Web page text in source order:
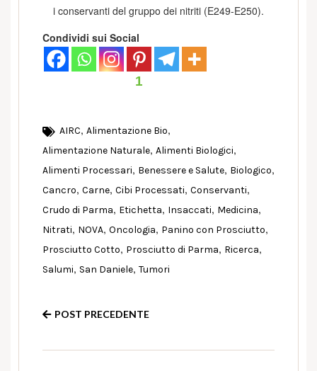
i conservanti del gruppo dei nitriti (E249-E250).
Condividi sui Social
1
AIRC, Alimentazione Bio,
Alimentazione Naturale, Alimenti Biologici,
Alimenti Processari, Benessere e Salute, Biologico,
Cancro, Carne, Cibi Processati, Conservanti,
Crudo di Parma, Etichetta, Insaccati, Medicina,
Nitrati, NOVA, Oncologia, Panino con Prosciutto,
Prosciutto Cotto, Prosciutto di Parma, Ricerca,
Salumi, San Daniele, Tumori
POST PRECEDENTE